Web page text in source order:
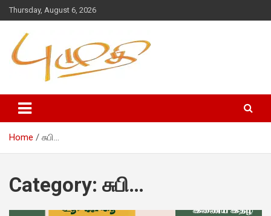
Thursday, August 6, 2026
Home சுபி…
Category: சுபி…